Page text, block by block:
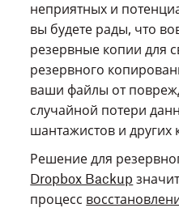
неприятных и
вы будете рады, что
резервные копии для
резервного
ваши файлы от
случайной потери
шантажистов и других
Решение для
Dropbox Backup
процесс